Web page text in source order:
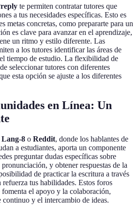
te permiten contratar tutores que
a tus necesidades específicas. Esto es
metas concretas, como prepararte para un
es clave para avanzar en el aprendizaje,
un ritmo y estilo diferente. Las
a los tutores identificar las áreas de
tiempo de estudio. La flexibilidad de
seleccionar tutores con diferentes
esta opción se ajuste a los diferentes
en Línea: Un
Lang-8 o Reddit, donde los hablantes de
a estudiantes, aporta un componente
preguntar dudas específicas sobre
y obtener respuestas de la
de practicar la escritura a través
tus habilidades. Estos foros
el apoyo y la colaboración,
y el intercambio de ideas.